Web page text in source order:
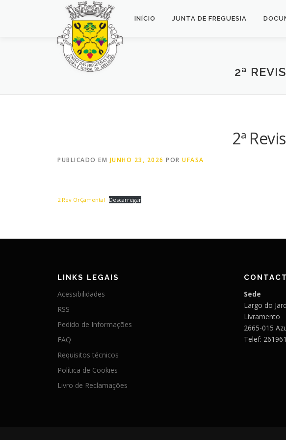
INÍCIO JUNTA DE FREGUESIA
2ª
2ª
PUBLICADO EM JUNHO 23, 2026 POR UFASA
2 Rev OrÇamental Descarregar
LINKS LEGAIS
Acessibilidades
RSS
Pedido de Informações
FAQ
Requisitos técnicos
Política de Cookies
Livro de Reclamações
Sede
Largo do
Livramento
2665-015
Telef: